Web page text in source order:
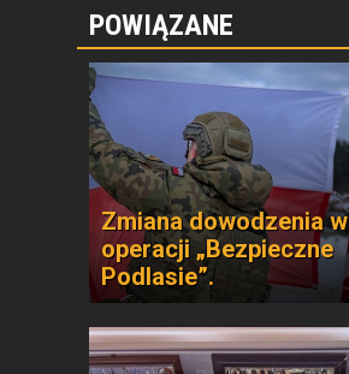
POWIĄZANE
Zmiana dowodzenia w
operacji „Bezpieczne
Podlasie”.